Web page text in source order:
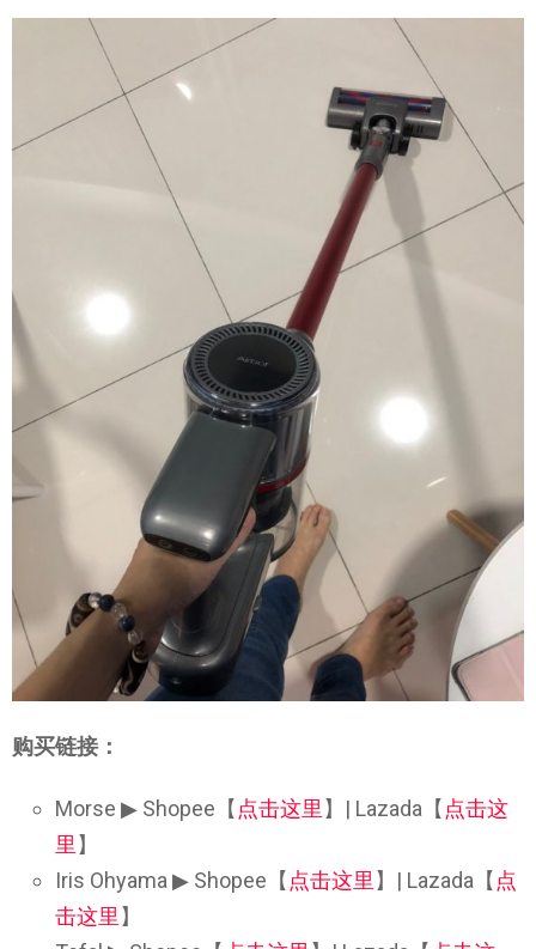
购买链接：
Morse ▶ Shopee【 点击这里 】| Lazada【 点击这
里 】
Iris Ohyama ▶ Shopee【 点击这里 】| Lazada【 点
击这里 】